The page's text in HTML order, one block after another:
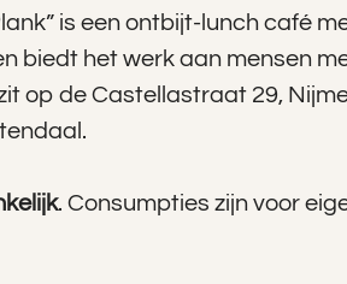
is een ontbijt-lunch café
biedt het werk aan mensen
op de Castellastraat 29,
. Consumpties zijn voor